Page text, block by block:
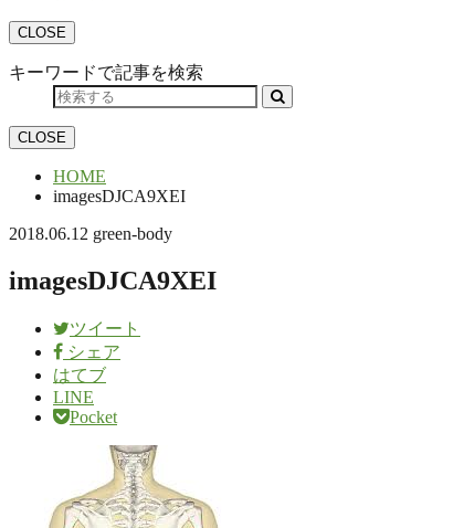
CLOSE
キーワードで記事を検索
CLOSE
HOME
imagesDJCA9XEI
2018.06.12 green-body
imagesDJCA9XEI
ツイート
シェア
はてブ
LINE
Pocket